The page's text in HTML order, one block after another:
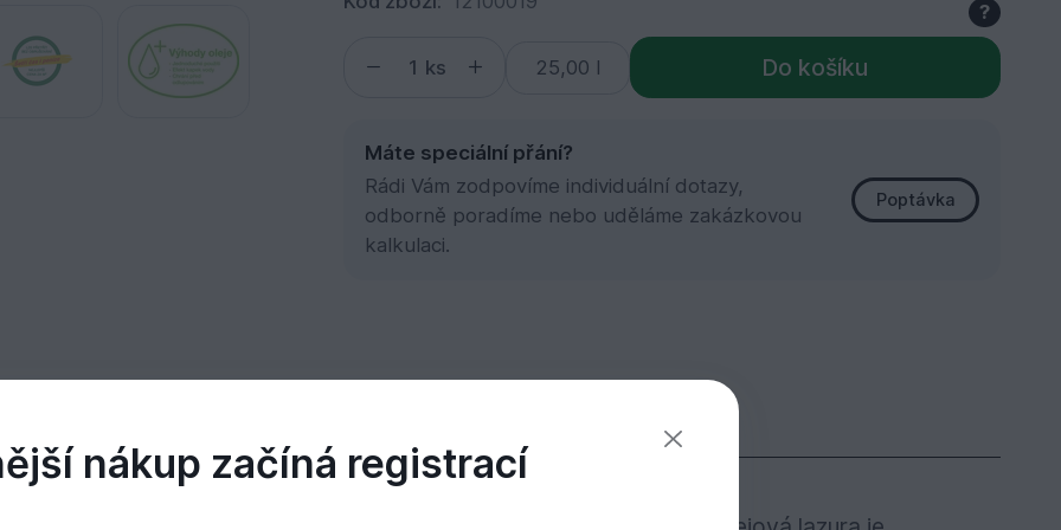
?
ks Do košíku
Máte speciální přání?
Rádi Vám zodpovíme individuální dotazy,
odborně poradíme nebo uděláme zakázkovou
kalkulaci.
Poptávka
nákup začíná registrací